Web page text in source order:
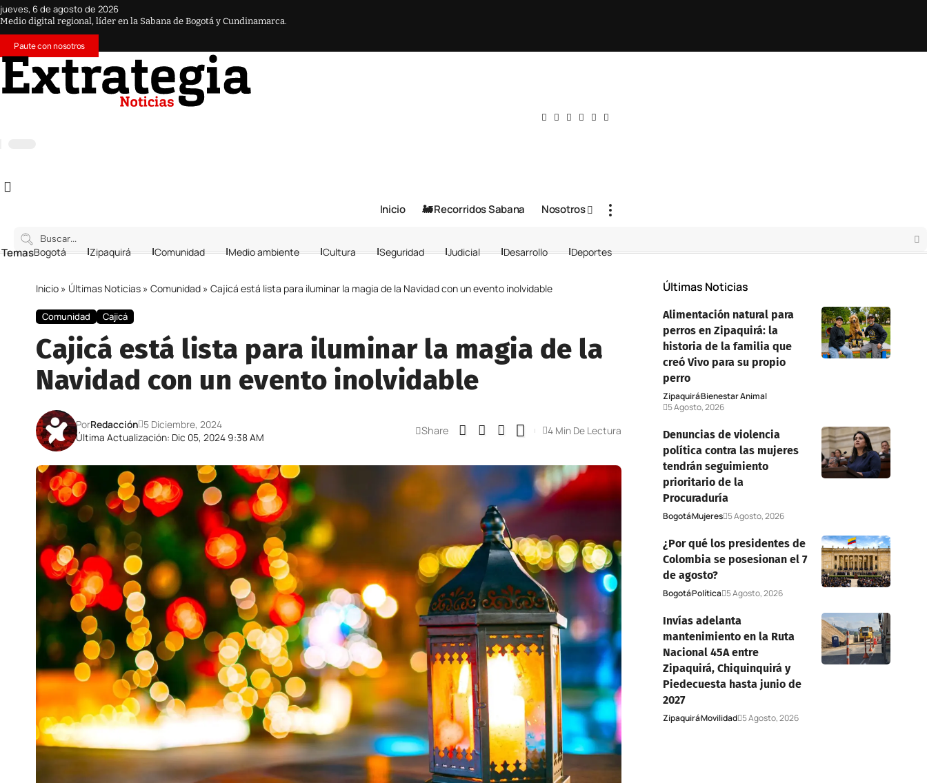
jueves, 6 de agosto de 2026
Medio digital regional, líder en la Sabana de Bogotá y Cundinamarca.
Paute con nosotros
Inicio 🚂 Recorridos Sabana Nosotros
Bogotá Zipaquirá Comunidad Medio ambiente Cultura Seguridad Judicial Desarrollo Deportes
Inicio » Últimas Noticias » Comunidad » Cajicá está lista para iluminar la magia de la Navidad con un evento inolvidable
Comunidad Cajicá
Cajicá está lista para iluminar la magia de la
Navidad con un evento inolvidable
Última Actualización: Dic 05, 2024 9:38 AM
PorRedacción 5 Diciembre, 2024 Share 4 Min De Lectura
Últimas Noticias
Alimentación natural para
perros en Zipaquirá: la
historia de la familia que
creó Vivo para su propio
perro
ZipaquiráBienestar Animal
5 Agosto, 2026
Denuncias de violencia
política contra las mujeres
tendrán seguimiento
prioritario de la
Procuraduría
BogotáMujeres 5 Agosto, 2026
¿Por qué los presidentes de
Colombia se posesionan el 7
de agosto?
BogotáPolítica 5 Agosto, 2026
Invías adelanta
mantenimiento en la Ruta
Nacional 45A entre
Zipaquirá, Chiquinquirá y
Piedecuesta hasta junio de
2027
ZipaquiráMovilidad 5 Agosto, 2026